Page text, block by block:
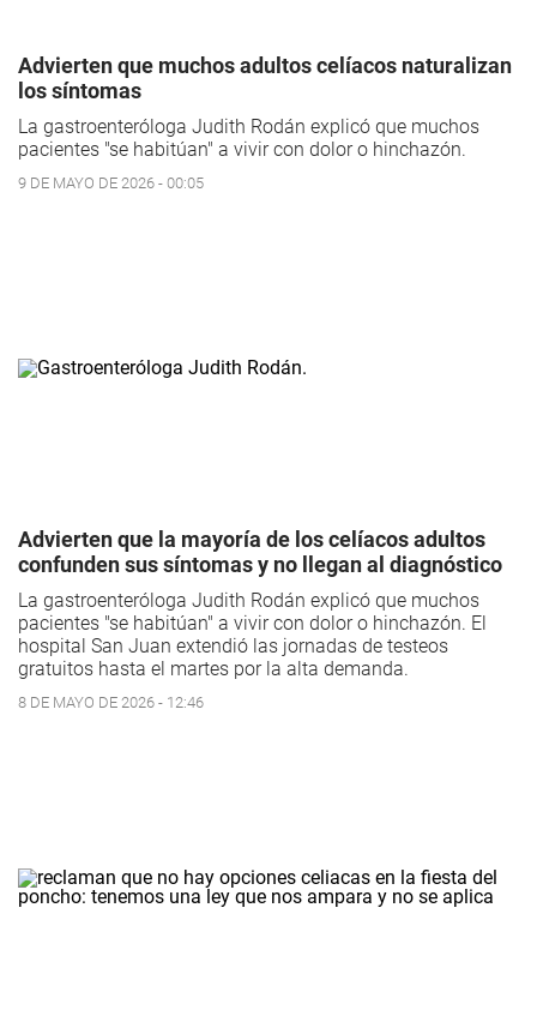
Advierten que muchos adultos celíacos naturalizan
los síntomas
La gastroenteróloga Judith Rodán explicó que muchos
pacientes "se habitúan" a vivir con dolor o hinchazón.
9 DE MAYO DE 2026 - 00:05
Advierten que la mayoría de los celíacos adultos
confunden sus síntomas y no llegan al diagnóstico
La gastroenteróloga Judith Rodán explicó que muchos
pacientes "se habitúan" a vivir con dolor o hinchazón. El
hospital San Juan extendió las jornadas de testeos
gratuitos hasta el martes por la alta demanda.
8 DE MAYO DE 2026 - 12:46